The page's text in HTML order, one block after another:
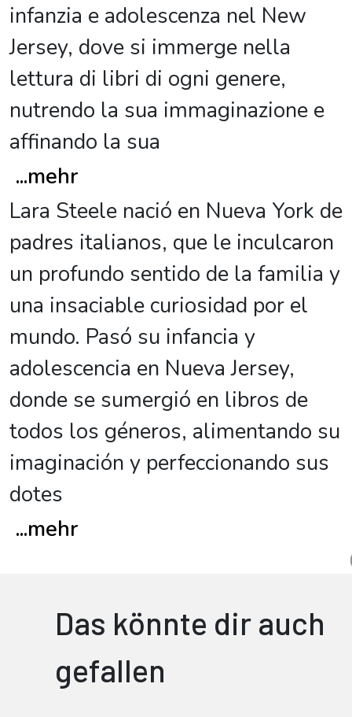
infanzia e adolescenza nel New
Jersey, dove si immerge nella
lettura di libri di ogni genere,
nutrendo la sua immaginazione e
affinando la sua
...mehr
Lara Steele nació en Nueva York de
padres italianos, que le inculcaron
un profundo sentido de la familia y
una insaciable curiosidad por el
mundo. Pasó su infancia y
adolescencia en Nueva Jersey,
donde se sumergió en libros de
todos los géneros, alimentando su
imaginación y perfeccionando sus
dotes
...mehr
Das könnte dir auch
gefallen